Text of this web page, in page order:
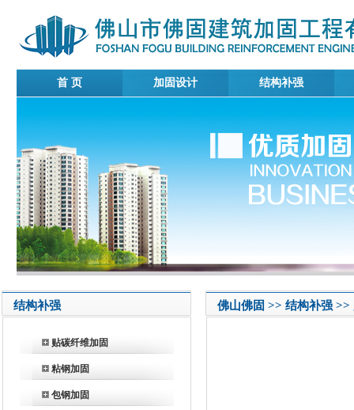
首 页 加固设计 结构补强
结构补强
贴碳纤维加固
粘钢加固
包钢加固
佛山佛固 >> 结构补强 >>